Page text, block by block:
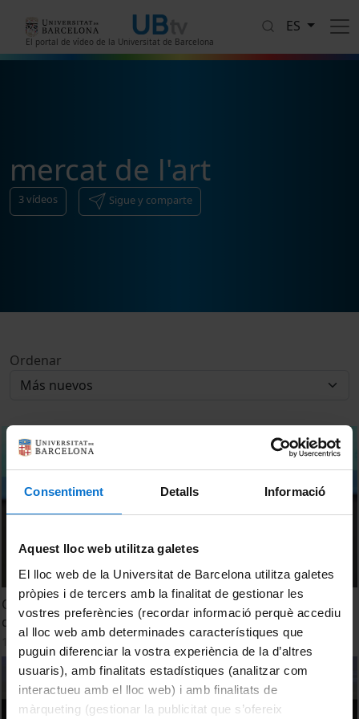
Consentiment Detalls Informació
Aquest lloc web utilitza galetes
El lloc web de la Universitat de Barcelona utilitza galetes
pròpies i de tercers amb la finalitat de gestionar les
vostres preferències (recordar informació perquè accediu
al lloc web amb determinades característiques que
puguin diferenciar la vostra experiència de la d’altres
usuaris), amb finalitats estadístiques (analitzar com
interactueu amb el lloc web) i amb finalitats de
màrqueting (gestionar la publicitat que s’ofereix
El portal de vídeo de la Universitat de Barcelona
ES
mercat de l'art
3vídeos Sigue y comparte
Ordenar
Quo vadis, NFTs? Tecnologies de mercantilització de l'art
digital. Carles Araguz